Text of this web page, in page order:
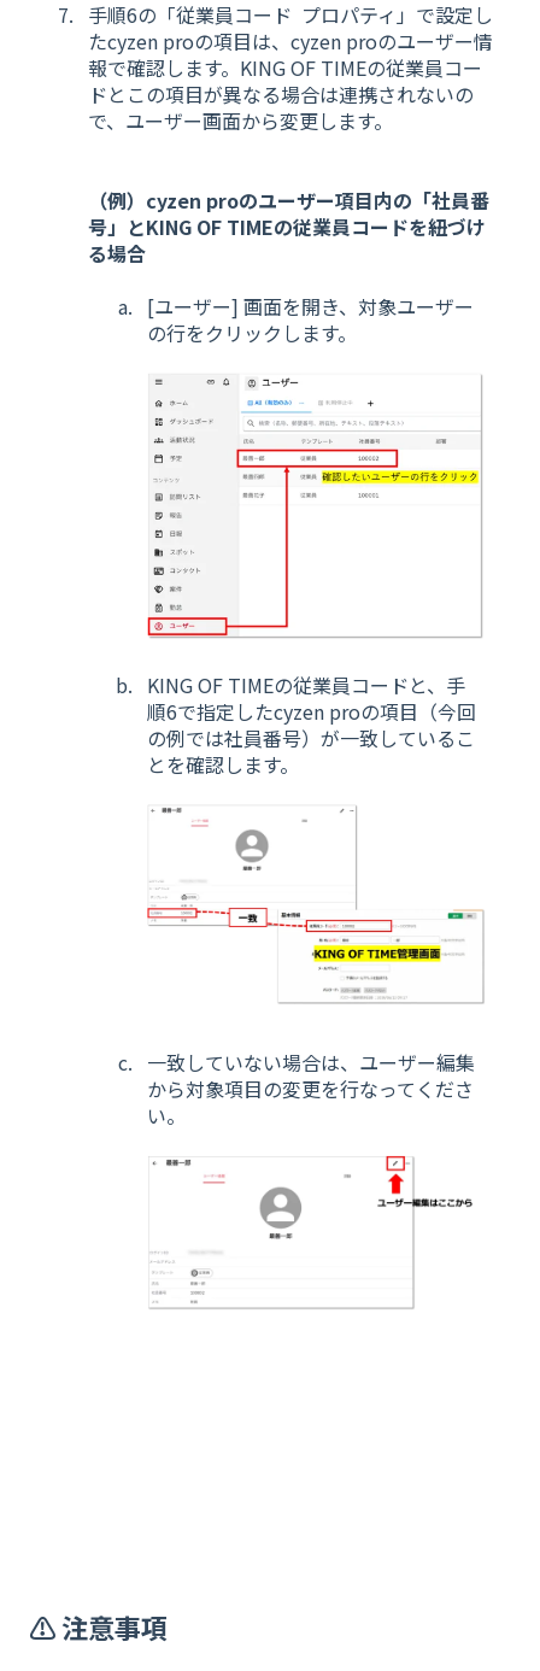
手順6の「従業員コード プロパティ」で設定し
たcyzen proの項目は、cyzen proのユーザー情
報で確認します。KING OF TIMEの従業員コー
ドとこの項目が異なる場合は連携されないの
で、ユーザー画面から変更します。
（例）cyzen proのユーザー項目内の「社員番
号」とKING OF TIMEの従業員コードを紐づけ
る場合
[ユーザー] 画面を開き、対象ユーザー
の行をクリックします。
KING OF TIMEの従業員コードと、手
順6で指定したcyzen proの項目（今回
の例では社員番号）が一致しているこ
とを確認します。
一致していない場合は、ユーザー編集
から対象項目の変更を行なってくださ
い。
⚠️ 注意事項